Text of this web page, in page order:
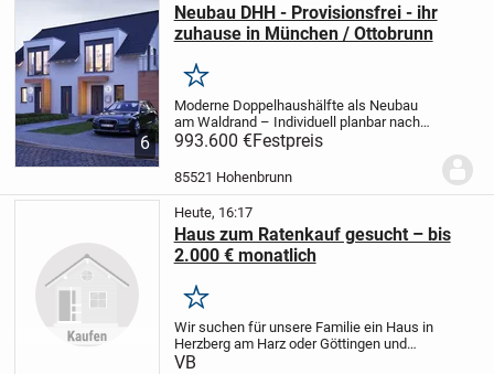
6
Neubau DHH - Provisionsfrei - ihr
zuhause in München / Ottobrunn
Merken
Moderne Doppelhaushälfte als Neubau
am Waldrand – Individuell planbar nach
Ihren WünschenBei den Bildern handelt
es sich um Beispiele wie ihr Haus
aussehen könnte.Im Preis inkludiert
Grundstück +...
993.600 €Festpreis
85521 Hohenbrunn
Heute, 16:17
Haus zum Ratenkauf gesucht – bis
2.000 € monatlich
Merken
Wir suchen für unsere Familie ein Haus in
Herzberg am Harz oder Göttingen und
Umgebung zum Kauf auf Raten bzw. mit
VB